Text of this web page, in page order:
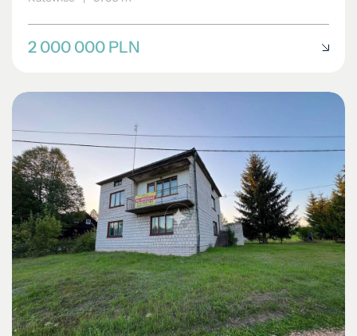
2 000 000 PLN